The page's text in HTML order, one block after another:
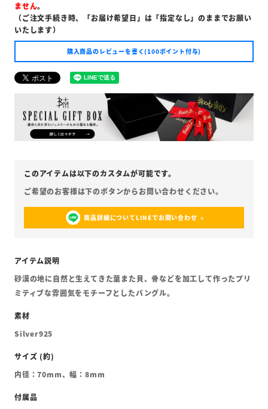
ません。
（ご注文手続き時、「お届け希望日」は「指定なし」のままでお願い
いたします）
購入商品のレビューを書く(100ポイント付与)
商品詳細についてLINEでお問い合わせ
砂漠の地に自然と生えてきた葉また貝、骨などを加工して作ったプリ
ミティブな雰囲気をモチーフとしたバングル。
Silver925
内径：70mm、幅：8mm